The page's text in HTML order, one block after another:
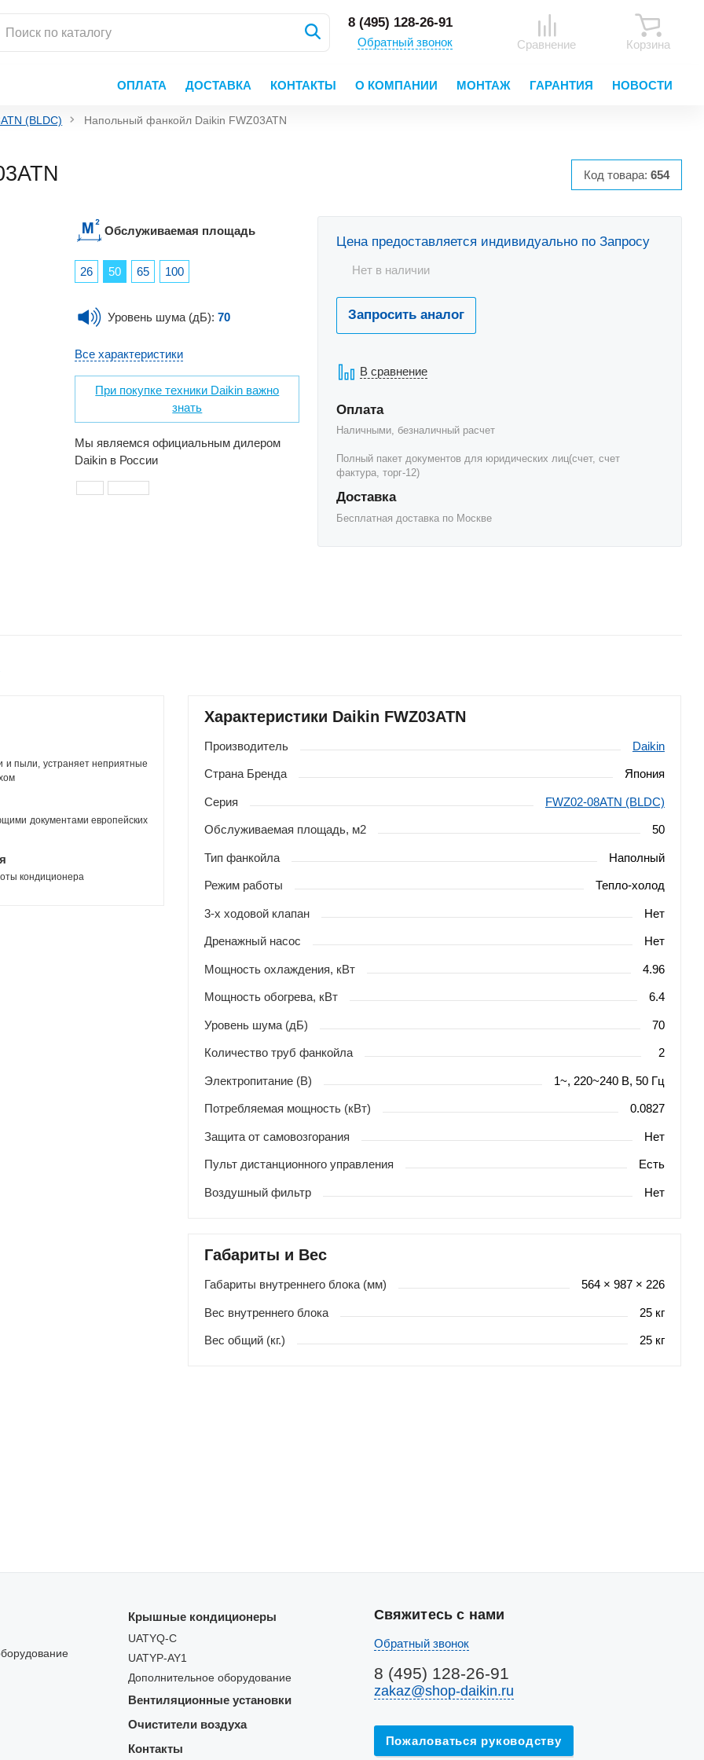
8 (495) 128-26-91
Обратный звонок Сравнение Корзина
ОПЛАТА ДОСТАВКА КОНТАКТЫ О КОМПАНИИ МОНТАЖ ГАРАНТИЯ НОВОСТИ
(BLDC) Напольный фанкойл Daikin FWZ03ATN
Код товара: 654
Цена предоставляется индивидуально по Запросу
Нет в наличии
Запросить аналог
В сравнение
Оплата
Наличными, безналичный расчет
Полный пакет документов для юридических лиц(счет, счет
фактура, торг-12)
Доставка
Бесплатная доставка по Москве
Обслуживаемая площадь
26 50 65 100
Уровень шума (дБ):70
Все характеристики
При покупке техники Daikin важно
знать
Мы являемся официальным дилером
Daikin в России
и пыли, устраняет неприятные
документами европейских
кондиционера
Характеристики Daikin FWZ03ATN
Производитель Daikin
Страна Бренда Япония
Серия FWZ02-08ATN (BLDC)
Обслуживаемая площадь, м2 50
Тип фанкойла Наполный
Режим работы Тепло-холод
3-х ходовой клапан Нет
Дренажный насос Нет
Мощность охлаждения, кВт 4.96
Мощность обогрева, кВт 6.4
Уровень шума (дБ) 70
Количество труб фанкойла 2
Электропитание (В) 1~, 220~240 В, 50 Гц
Потребляемая мощность (кВт) 0.0827
Защита от самовозгорания Нет
Пульт дистанционного управления Есть
Воздушный фильтр Нет
Габариты и Вес
Габариты внутреннего блока (мм) 564 × 987 × 226
Вес внутреннего блока 25 кг
Вес общий (кг.) 25 кг
Крышные кондиционеры
UATYQ-C
UATYP-AY1
Дополнительное оборудование
Вентиляционные установки
Очистители воздуха
Контакты
Свяжитесь с нами
Обратный звонок
8 (495) 128-26-91
zakaz@shop-daikin.ru
Пожаловаться руководству